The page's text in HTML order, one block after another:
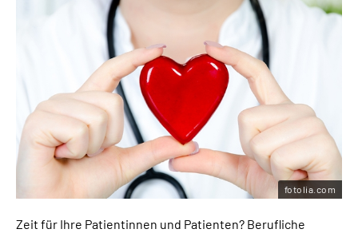
Zeit für Ihre Patientinnen und Patienten? Berufliche
fotolia.com